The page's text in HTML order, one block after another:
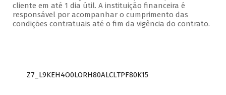
cliente em até 1 dia útil. A instituição financeira é
responsável por acompanhar o cumprimento das
condições contratuais até o fim da vigência do contrato.
Z7_L9KEH4O0LORH80ALCLTPF80K15